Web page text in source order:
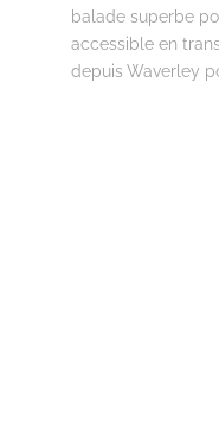
balade superbe
accessible en
depuis Waverley